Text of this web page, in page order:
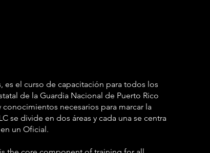
es el curso de capacitación para todos los
de la Guardia Nacional de Puerto Rico
necesarios para marcar la
se divide en dos áreas y cada una se centra
un Oficial.